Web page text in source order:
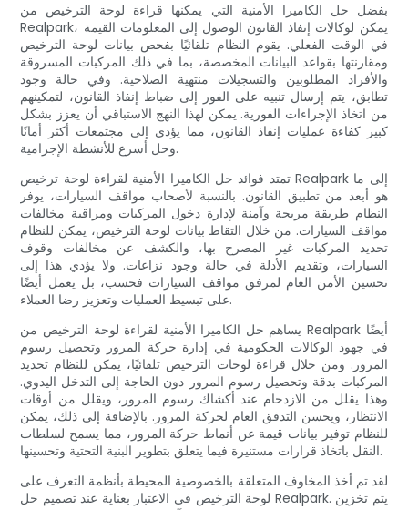
بفضل حل الكاميرا الأمنية التي يمكنها قراءة لوحة الترخيص من
Realpark، يمكن لوكالات إنفاذ القانون الوصول إلى المعلومات القيمة
في الوقت الفعلي. يقوم النظام تلقائيًا بفحص بيانات لوحة الترخيص
ومقارنتها بقواعد البيانات المخصصة، بما في ذلك المركبات المسروقة
والأفراد المطلوبين والتسجيلات منتهية الصلاحية. وفي حالة وجود
تطابق، يتم إرسال تنبيه على الفور إلى ضباط إنفاذ القانون، لتمكينهم
من اتخاذ الإجراءات الفورية. يمكن لهذا النهج الاستباقي أن يعزز بشكل
كبير كفاءة عمليات إنفاذ القانون، مما يؤدي إلى مجتمعات أكثر أمانًا
وحل أسرع للأنشطة الإجرامية.
تمتد فوائد حل الكاميرا الأمنية لقراءة لوحة ترخيص Realpark إلى ما
هو أبعد من تطبيق القانون. بالنسبة لأصحاب مواقف السيارات، يوفر
النظام طريقة مريحة وآمنة لإدارة دخول المركبات ومراقبة مخالفات
مواقف السيارات. من خلال التقاط بيانات لوحة الترخيص، يمكن للنظام
تحديد المركبات غير المصرح بها، والكشف عن مخالفات وقوف
السيارات، وتقديم الأدلة في حالة وجود نزاعات. ولا يؤدي هذا إلى
تحسين الأمن العام لمرفق مواقف السيارات فحسب، بل يعمل أيضًا
على تبسيط العمليات وتعزيز رضا العملاء.
يساهم حل الكاميرا الأمنية لقراءة لوحة الترخيص من Realpark أيضًا
في جهود الوكالات الحكومية في إدارة حركة المرور وتحصيل رسوم
المرور. ومن خلال قراءة لوحات الترخيص تلقائيًا، يمكن للنظام تحديد
المركبات بدقة وتحصيل رسوم المرور دون الحاجة إلى التدخل اليدوي.
وهذا يقلل من الازدحام عند أكشاك رسوم المرور، ويقلل من أوقات
الانتظار، ويحسن التدفق العام لحركة المرور. بالإضافة إلى ذلك، يمكن
للنظام توفير بيانات قيمة عن أنماط حركة المرور، مما يسمح لسلطات
النقل باتخاذ قرارات مستنيرة فيما يتعلق بتطوير البنية التحتية وتحسينها.
لقد تم أخذ المخاوف المتعلقة بالخصوصية المحيطة بأنظمة التعرف على
لوحة الترخيص في الاعتبار بعناية عند تصميم حل Realpark. يتم تخزين